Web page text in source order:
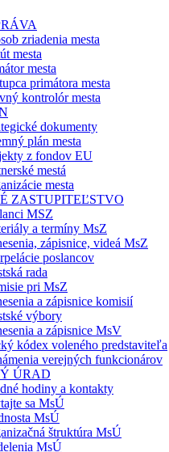
zriadenia mesta
mesta
mesta
primátora mesta
kontrolór mesta
dokumenty
plán mesta
z fondov EU
mestá
mesta
ZASTUPITEĽSTVO
MSZ
a termíny MsZ
zápisnice, videá MsZ
poslancov
rada
pri MsZ
a zápisnice komisií
výbory
a zápisnice MsV
kódex voleného predstaviteľa
verejných funkcionárov
ÚRAD
hodiny a kontakty
sa MsÚ
MsÚ
štruktúra MsÚ
MsÚ